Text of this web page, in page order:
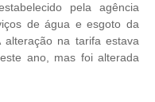
pela agência
de água e esgoto da
na tarifa estava
ano, mas foi alterada